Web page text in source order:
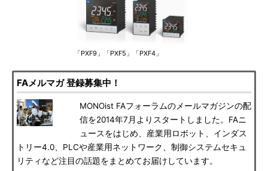
「PXF9」「PXF5」「PXF4」
FAメルマガ 登録募集中！
MONOist FAフォーラムのメールマガジンの配
信を2014年7月よりスタートしました。FAニ
ュースをはじめ、産業用ロボット、インダス
トリー4.0、PLCや産業用ネットワーク、制御システムセキュ
リティなど注目の話題をまとめてお届けしています。